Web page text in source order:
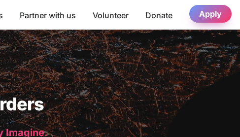
Partner with us Volunteer Donate Apply
Imagine.